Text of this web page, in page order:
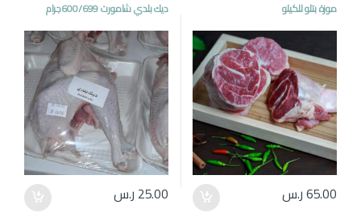
موزة بتلو للكيلو
65.00ر.س
ديك بلدي شامورت 600/699جرام
25.00 ر.س